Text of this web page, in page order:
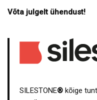
Võta julgelt ühendust!
SILESTONE® kõige